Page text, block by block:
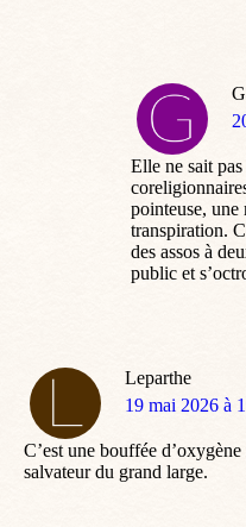
Elle ne sait
pointeuse, une
transpiration.
des assos à
public et
Leparthe
dit
19 mai 2026 à
C’est une bouffée
salvateur du grand large.